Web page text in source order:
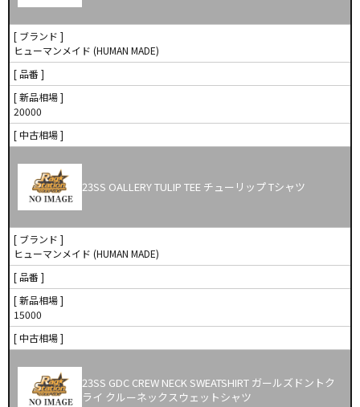
[ ブランド ]
ヒューマンメイド (HUMAN MADE)
[ 品番 ]
[ 新品相場 ]
20000
[ 中古相場 ]
23SS OALLERY TULIP TEE チューリップ Tシャツ
[ ブランド ]
ヒューマンメイド (HUMAN MADE)
[ 品番 ]
[ 新品相場 ]
15000
[ 中古相場 ]
23SS GDC CREW NECK SWEATSHIRT ガールズドントク
ライ クルーネックスウェットシャツ